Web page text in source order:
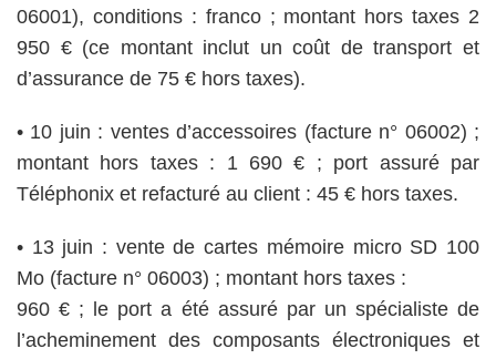
06001), conditions : franco ; montant hors taxes 2
950 € (ce montant inclut un coût de transport et
d’assurance de 75 € hors taxes).
• 10 juin : ventes d’accessoires (facture n° 06002) ;
montant hors taxes : 1 690 € ; port assuré par
Téléphonix et refacturé au client : 45 € hors taxes.
• 13 juin : vente de cartes mémoire micro SD 100
Mo (facture n° 06003) ; montant hors taxes :
960 € ; le port a été assuré par un spécialiste de
l’acheminement des composants électroniques et